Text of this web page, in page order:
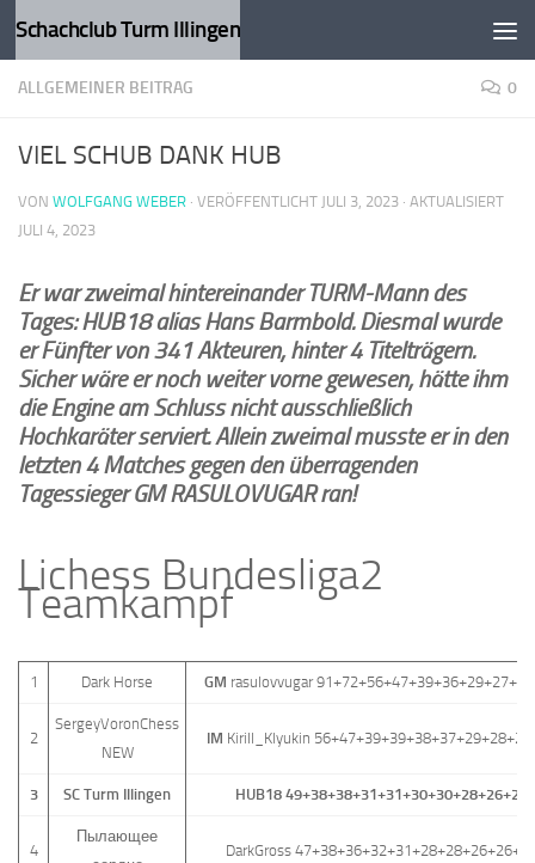
Zum Inhalt springen
Schachclub Turm Illingen
ALLGEMEINER BEITRAG 0
VIEL SCHUB DANK HUB
VON WOLFGANG WEBER · VERÖFFENTLICHT JULI 3, 2023 · AKTUALISIERT
JULI 4, 2023
Er war zweimal hintereinander TURM-Mann des
Tages: HUB18 alias Hans Barmbold. Diesmal wurde
er Fünfter von 341 Akteuren, hinter 4 Titelträgern.
Sicher wäre er noch weiter vorne gewesen, hätte ihm
die Engine am Schluss nicht ausschließlich
Hochkaräter serviert. Allein zweimal musste er in den
letzten 4 Matches gegen den überragenden
Tagessieger GM RASULOVUGAR ran!
Lichess Bundesliga2
Teamkampf
1 Dark Horse GM rasulovvugar
2
SergeyVoronChess
NEW
IM Kirill_Klyukin
3 SC Turm Illingen HUB18
4
Пылающее
DarkGross